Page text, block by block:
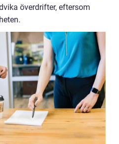
överdrifter, eftersom